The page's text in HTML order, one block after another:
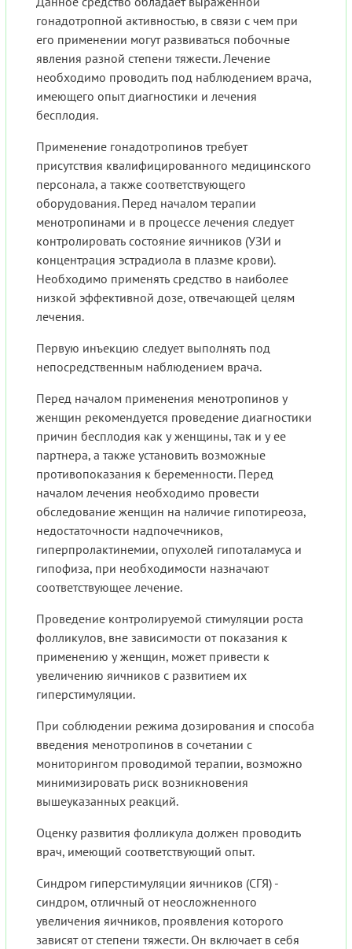
гонадотропной активностью, в связи с чем при
его применении могут развиваться побочные
явления разной степени тяжести. Лечение
необходимо проводить под наблюдением врача,
имеющего опыт диагностики и лечения
бесплодия.
Применение гонадотропинов требует
присутствия квалифицированного медицинского
персонала, а также соответствующего
оборудования. Перед началом терапии
менотропинами и в процессе лечения следует
контролировать состояние яичников (УЗИ и
концентрация эстрадиола в плазме крови).
Необходимо применять средство в наиболее
низкой эффективной дозе, отвечающей целям
лечения.
Первую инъекцию следует выполнять под
непосредственным наблюдением врача.
Перед началом применения менотропинов у
женщин рекомендуется проведение диагностики
причин бесплодия как у женщины, так и у ее
партнера, а также установить возможные
противопоказания к беременности. Перед
началом лечения необходимо провести
обследование женщин на наличие гипотиреоза,
недостаточности надпочечников,
гиперпролактинемии, опухолей гипоталамуса и
гипофиза, при необходимости назначают
соответствующее лечение.
Проведение контролируемой стимуляции роста
фолликулов, вне зависимости от показания к
применению у женщин, может привести к
увеличению яичников с развитием их
гиперстимуляции.
При соблюдении режима дозирования и способа
введения менотропинов в сочетании с
мониторингом проводимой терапии, возможно
минимизировать риск возникновения
вышеуказанных реакций.
Оценку развития фолликула должен проводить
врач, имеющий соответствующий опыт.
Синдром гиперстимуляции яичников (СГЯ) -
синдром, отличный от неосложненного
увеличения яичников, проявления которого
зависят от степени тяжести. Он включает в себя